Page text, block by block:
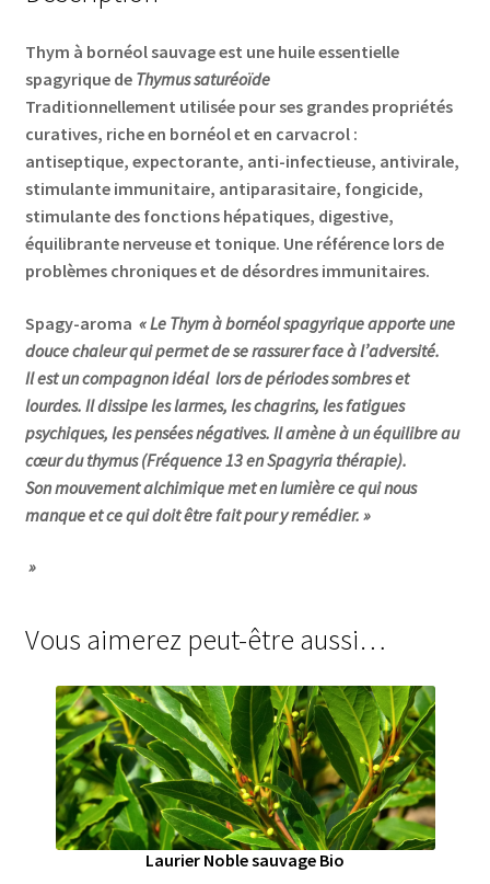
Thym à bornéol sauvage est une huile essentielle
spagyrique de Thymus saturéoïde
Traditionnellement utilisée pour ses grandes propriétés
curatives, riche en bornéol et en carvacrol :
antiseptique, expectorante, anti-infectieuse, antivirale,
stimulante immunitaire, antiparasitaire, fongicide,
stimulante des fonctions hépatiques, digestive,
équilibrante nerveuse et tonique. Une référence lors de
problèmes chroniques et de désordres immunitaires.
Spagy-aroma « Le Thym à bornéol spagyrique apporte une
douce chaleur qui permet de se rassurer face à l’adversité.
Il est un compagnon idéal lors de périodes sombres et
lourdes. Il dissipe les larmes, les chagrins, les fatigues
psychiques, les pensées négatives. Il amène à un équilibre au
cœur du thymus (Fréquence 13 en Spagyria thérapie).
Son mouvement alchimique met en lumière ce qui nous
manque et ce qui doit être fait pour y remédier. »
»
Vous aimerez peut-être aussi…
Laurier Noble sauvage Bio